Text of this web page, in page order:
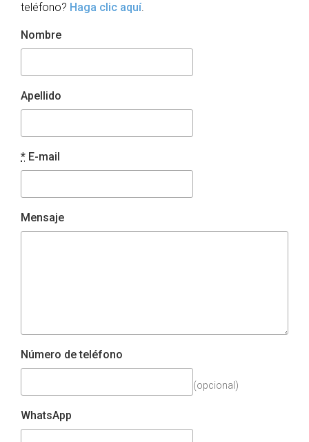
teléfono? Haga clic aquí.
Nombre
Apellido
* E-mail
Mensaje
Número de teléfono
(opcional)
WhatsApp